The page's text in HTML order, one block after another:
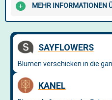
MEHR INFORMATIONEN